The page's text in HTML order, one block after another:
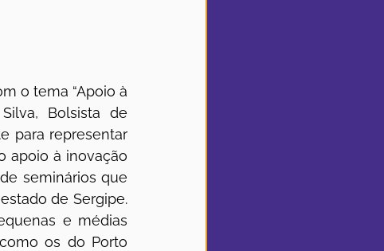
o tema “Apoio à
Bolsista de
para representar
apoio à inovação
seminários que
de Sergipe.
e médias
os do Porto